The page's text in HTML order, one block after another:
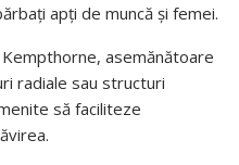
apți de muncă și femei.
asemănătoare
radiale sau structuri
să faciliteze